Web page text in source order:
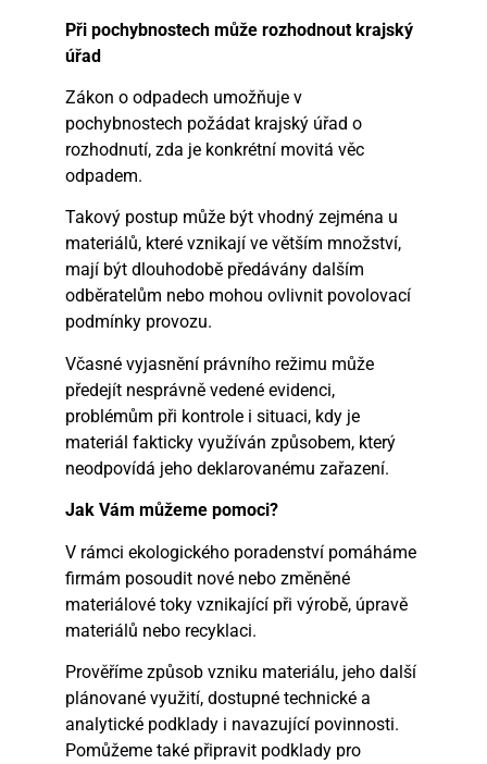
Při pochybnostech může rozhodnout krajský
úřad
Zákon o odpadech umožňuje v
pochybnostech požádat krajský úřad o
rozhodnutí, zda je konkrétní movitá věc
odpadem.
Takový postup může být vhodný zejména u
materiálů, které vznikají ve větším množství,
mají být dlouhodobě předávány dalším
odběratelům nebo mohou ovlivnit povolovací
podmínky provozu.
Včasné vyjasnění právního režimu může
předejít nesprávně vedené evidenci,
problémům při kontrole i situaci, kdy je
materiál fakticky využíván způsobem, který
neodpovídá jeho deklarovanému zařazení.
Jak Vám můžeme pomoci?
V rámci ekologického poradenství pomáháme
firmám posoudit nové nebo změněné
materiálové toky vznikající při výrobě, úpravě
materiálů nebo recyklaci.
Prověříme způsob vzniku materiálu, jeho další
plánované využití, dostupné technické a
analytické podklady i navazující povinnosti.
Pomůžeme také připravit podklady pro